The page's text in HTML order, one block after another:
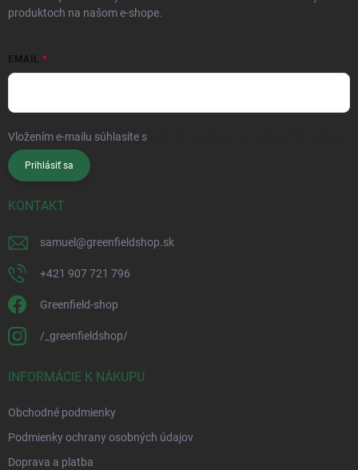
produktoch na našom e-shope.
EMAIL
Vložením e-mailu súhlasíte s
Prihlásiť sa
KONTAKT
samuel @greenfieldshop.sk
+421 907 721 796
Greenfield-shop
/_greenfieldshop/
INFORMÁCIE K NÁKUPU
Obchodné podmienky
Podmienky ochrany osobných údajov
Doprava a platba